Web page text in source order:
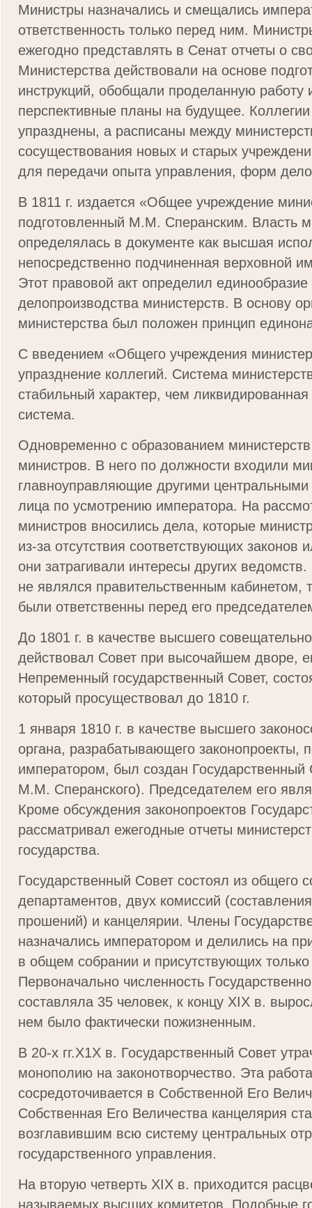
Министры назначались и смещались
ответственность только перед ним.
ежегодно представлять в Сенат отчеты о
Министерства действовали на основе
инструкций, обобщали проделанную работу
перспективные планы на будущее.
упразднены, а расписаны между
сосуществования новых и старых
для передачи опыта управления, форм
В 1811 г. издается «Общее учреждение
подготовленный М.М. Сперанским. Власть
определялась в документе как высшая
непосредственно подчиненная верховной
Этот правовой акт определил единообразие
делопроизводства министерств. В основу
министерства был положен принцип
С введением «Общего учреждения
упразднение коллегий. Система
стабильный характер, чем
система.
Одновременно с образованием министерств
министров. В него по должности входили
главноуправляющие другими центральными
лица по усмотрению императора. На
министров вносились дела, которые
из-за отсутствия соответствующих законов
они затрагивали интересы других
не являлся правительственным кабинетом,
были ответственны перед его
До 1801 г. в качестве высшего
действовал Совет при высочайшем дворе,
Непременный государственный Совет,
который просуществовал до 1810 г.
1 января 1810 г. в качестве высшего
органа, разрабатывающего законопроекты,
императором, был создан Государственный
М.М. Сперанского). Председателем его
Кроме обсуждения законопроектов
рассматривал ежегодные отчеты
государства.
Государственный Совет состоял из общего
департаментов, двух комиссий
прошений) и канцелярии. Члены
назначались императором и делились на
в общем собрании и присутствующих
Первоначально численность
составляла 35 человек, к концу XIX в.
нем было фактически пожизненным.
В 20-х гг.Х1Х в. Государственный Совет
монополию на законотворчество. Эта
сосредоточивается в Собственной Его
Собственная Его Величества канцелярия
возглавившим всю систему центральных
государственного управления.
На вторую четверть XIX в. приходится
называемых высших комитетов. Подобные